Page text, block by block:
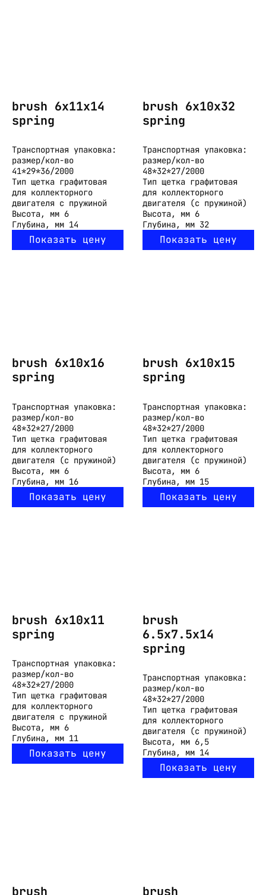
brush 6x11x14
spring
Транспортная упаковка:
размер/кол-во
41*29*36/2000
Тип щетка графитовая
для коллекторного
двигателя с пружиной
Высота, мм 6
Глубина, мм 14
Показать цену
brush 6x10x32
spring
Транспортная упаковка:
размер/кол-во
48*32*27/2000
Тип щетка графитовая
для коллекторного
двигателя (с пружиной)
Высота, мм 6
Глубина, мм 32
Показать цену
brush 6x10x16
spring
Транспортная упаковка:
размер/кол-во
48*32*27/2000
Тип щетка графитовая
для коллекторного
двигателя (с пружиной)
Высота, мм 6
Глубина, мм 16
Показать цену
brush 6x10x15
spring
Транспортная упаковка:
размер/кол-во
48*32*27/2000
Тип щетка графитовая
для коллекторного
двигателя (с пружиной)
Высота, мм 6
Глубина, мм 15
Показать цену
brush 6x10x11
spring
Транспортная упаковка:
размер/кол-во
48*32*27/2000
Тип щетка графитовая
для коллекторного
двигателя с пружиной
Высота, мм 6
Глубина, мм 11
Показать цену
brush
6.5x7.5x14
spring
Транспортная упаковка:
размер/кол-во
48*32*27/2000
Тип щетка графитовая
для коллекторного
двигателя (с пружиной)
Высота, мм 6,5
Глубина, мм 14
Показать цену
brush brush